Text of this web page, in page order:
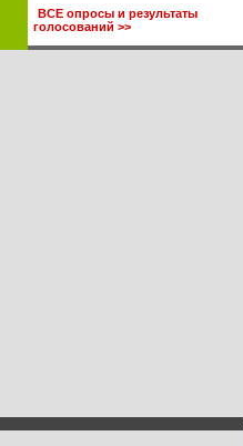
ВСЕ опросы и результаты
голосований >>